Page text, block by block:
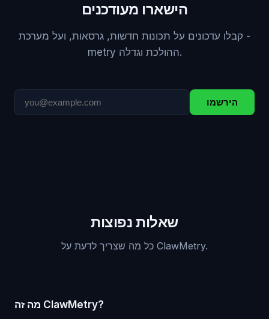
הישארו מעודכנים
קבלו עדכונים על תכונות חדשות, גרסאות, ועל מערכת -
metry ההולכת וגדלה.
הירשמו
שאלות נפוצות
כל מה שצריך לדעת על ClawMetry.
מה זה ClawMetry?